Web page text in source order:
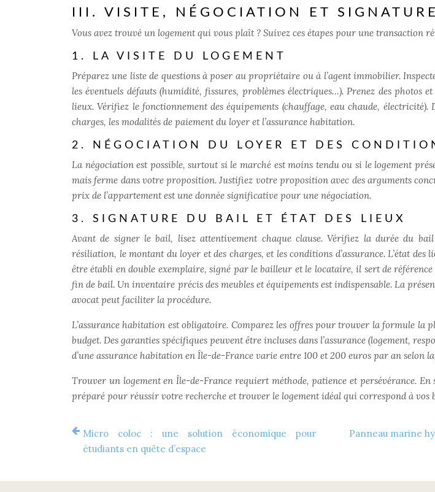
III. VISITE, NÉGOCIATION ET
Vous avez trouvé un logement qui vous plaît ? Suivez ces étapes pour une transaction
1. LA VISITE DU LOGEMENT
Préparez une liste de questions à poser au propriétaire ou à l’agent immobilier.
les éventuels défauts (humidité, fissures, problèmes électriques…). Prenez des photos
lieux. Vérifiez le fonctionnement des équipements (chauffage, eau chaude, électricité).
charges, les modalités de paiement du loyer et l’assurance habitation.
2. NÉGOCIATION DU LOYER ET DES
La négociation est possible, surtout si le marché est moins tendu ou si le logement
mais ferme dans votre proposition. Justifiez votre proposition avec des arguments
prix de l’appartement est une donnée significative pour une négociation.
3. SIGNATURE DU BAIL ET ÉTAT DES LIEUX
Avant de signer le bail, lisez attentivement chaque clause. Vérifiez la durée du
résiliation, le montant du loyer et des charges, et les conditions d’assurance. L’état des
être établi en double exemplaire, signé par le bailleur et le locataire, il sert de
fin de bail. Un inventaire précis des meubles et équipements est indispensable. La
avocat peut faciliter la procédure.
L’assurance habitation est obligatoire. Comparez les offres pour trouver la formule la
budget. Des garanties spécifiques peuvent être incluses dans l’assurance (logement,
d’une assurance habitation en Île-de-France varie entre 100 et 200 euros par an selon
Trouver un logement en Île-de-France requiert méthode, patience et persévérance.
préparé pour réussir votre recherche et trouver le logement idéal qui correspond à vos
Micro coloc : une solution économique pour
étudiants en quête d’espace
Panneau marine